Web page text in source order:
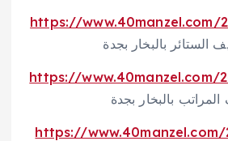
https://www.40manzel.com/
الستائر بالبخار بجدة
https://www.40manzel.com/
https://